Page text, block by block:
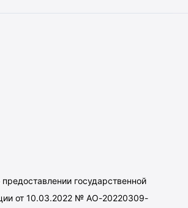
государственной
от 10.03.2022 № АО-20220309-